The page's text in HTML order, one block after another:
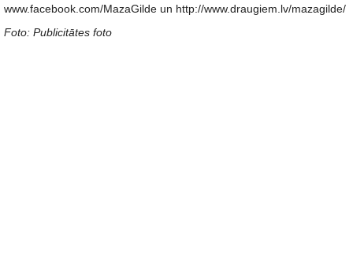
www.facebook.com/MazaGilde un http://www.draugiem.lv/mazagilde/
Foto: Publicitātes foto